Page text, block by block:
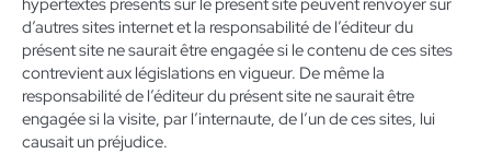
hypertextes présents sur le présent site peuvent renvoyer sur
d’autres sites internet et la responsabilité de l’éditeur du
présent site ne saurait être engagée si le contenu de ces sites
contrevient aux législations en vigueur. De même la
responsabilité de l’éditeur du présent site ne saurait être
engagée si la visite, par l’internaute, de l’un de ces sites, lui
causait un préjudice.